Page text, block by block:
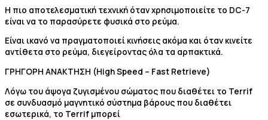
Η πιο αποτελεσματική τεχνική όταν χρησιμοποιείτε το DC-7
είναι να το παρασύρετε φυσικά στο ρεύμα.
Είναι ικανό να πραγματοποιεί κινήσεις ακόμα και όταν κινείτε
αντίθετα στο ρεύμα, διεγείροντας όλα τα αρπακτικά.
ΓΡΗΓΟΡΗ ΑΝΑΚΤΗΣΗ (High Speed – Fast Retrieve)
Λόγω του άψογα ζυγισμένου σώματος που διαθέτει το Terrif
σε συνδυασμό μαγνητικό σύστημα βάρους που διαθέτει
εσωτερικά, το Terrif μπορεί